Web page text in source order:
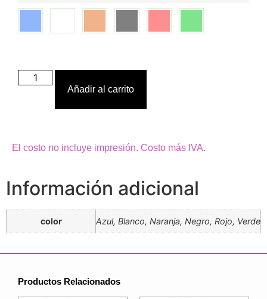
Añadir al carrito
El costo no incluye impresión. Costo más IVA.
Información adicional
color Azul, Blanco, Naranja, Negro, Rojo, Verde
Productos Relacionados